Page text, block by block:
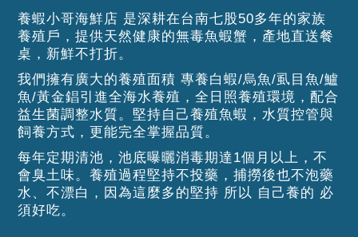
養蝦小哥海鮮店 是深耕在台南七股50多年的家族
養殖戶，提供天然健康的無毒魚蝦蟹，產地直送餐
桌，新鮮不打折。
我們擁有廣大的養殖面積 專養白蝦/烏魚/虱目魚/鱸
魚/黃金錩引進全海水養殖，全日照養殖環境，配合
益生菌調整水質。 堅持自己養殖魚蝦，水質控管與
飼養方式，更能完全掌握品質。
每年定期清池，池底曝曬消毒期達1個月以上，不
會臭土味。養殖過程堅持不投藥，捕撈後也不泡藥
水、不漂白， 因為這麼多的堅持 所以 自己養的 必
須好吃。